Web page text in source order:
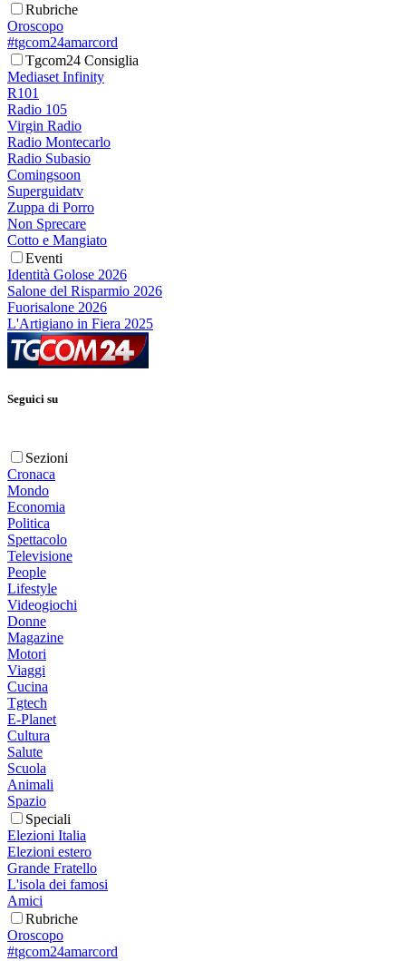
Rubriche
Oroscopo
#tgcom24amarcord
Tgcom24 Consiglia
Mediaset Infinity
R101
Radio 105
Virgin Radio
Radio Montecarlo
Radio Subasio
Comingsoon
Superguidatv
Zuppa di Porro
Non Sprecare
Cotto e Mangiato
Eventi
Identità Golose 2026
Salone del Risparmio 2026
Fuorisalone 2026
L'Artigiano in Fiera 2025
Seguici su
Sezioni
Cronaca
Mondo
Economia
Politica
Spettacolo
Televisione
People
Lifestyle
Videogiochi
Donne
Magazine
Motori
Viaggi
Cucina
Tgtech
E-Planet
Cultura
Salute
Scuola
Animali
Spazio
Speciali
Elezioni Italia
Elezioni estero
Grande Fratello
L'isola dei famosi
Amici
Rubriche
Oroscopo
#tgcom24amarcord